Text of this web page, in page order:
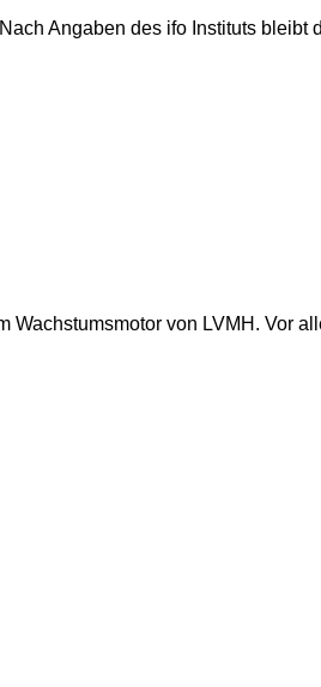
Angaben des ifo Instituts
von LVMH. Vor